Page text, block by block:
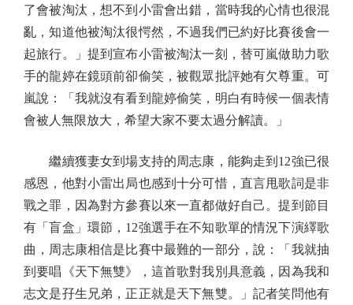
了會被淘汰，想不到小雷會出錯，當時我的心情也很混
亂，知道他被淘汰很愕然，不過我們已約好比賽後會一
起旅行。」提到宣布小雷被淘汰一刻，替可嵐做助力歌
手的龍婷在鏡頭前卻偷笑，被觀眾批評她有欠尊重。可
嵐說：「我就沒有看到龍婷偷笑，明白有時候一個表情
會被人無限放大，希望大家不要太過分解讀。」
繼續獲妻女到場支持的周志康，能夠走到12強已很
感恩，他對小雷出局也感到十分可惜，直言甩歌詞是非
戰之罪，因為對方參賽以來一直都做好自己。提到節目
有「盲盒」環節，12強選手在不知歌單的情況下演繹歌
曲，周志康相信是比賽中最難的一部分，說：「我就抽
到要唱《天下無雙》，這首歌對我別具意義，因為我和
志文是孖生兄弟，正正就是天下無雙。」記者笑問他有